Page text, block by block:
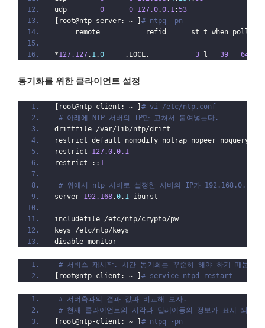
udp 0 0 127.0.0.1:53
root@ntp-server: ~
# ntpq -pn
remote           refid      st t when poll
*127.127. 1.0
     .LOCL.
3 l 39 64
동기화를 위한 클라이언트 설정
root@ntp-client: ~
# vi /etc/ntp.conf
# 아래에 NTP 서버의 IP만 고쳐서 붙여넣는다.
driftfile /var/lib/ntp/drift
restrict default nomodify notrap nopeer noquery
restrict 127.0.0.1
restrict :: 1
# 위에서 ntp 서버로 설정한 서버의 IP가 192.168.0.1 이
server 192.168.0. 1 iburst
includefile /etc/ntp/crypto/pw
keys /etc/ntp/keys
disable monitor
# 서비스 재시작. 시간 동기화는 꾸준히 해야 하기 때문에
root@ntp-client: ~ # service ntpd restart
# 서버측과의 결과 값과 비교해 보자.
# 현재 클라이언트의 시각과 딜레이등의 정보가 표시 되는
root@ntp-client: ~
# ntpq -pn